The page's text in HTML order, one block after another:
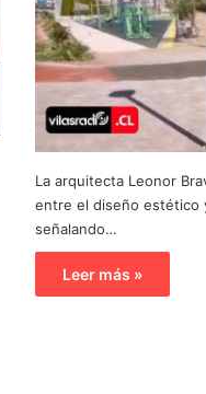
La arquitecta Leonor
entre el diseño estético
señalando…
Leer más »